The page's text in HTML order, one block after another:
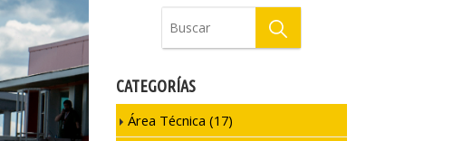
CATEGORÍAS
Área Técnica (17)